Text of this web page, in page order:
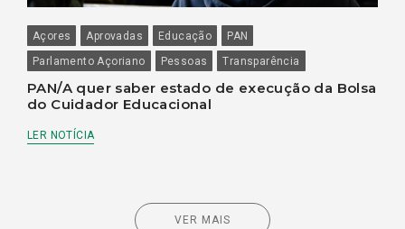
Açores Aprovadas Educação
PAN
Parlamento Açoriano
Pessoas Transparência
PAN/A quer saber estado de execução da Bolsa
do Cuidador Educacional
LER NOTÍCIA
VER MAIS